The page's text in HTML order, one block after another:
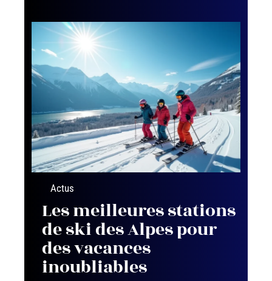
Actus
Les meilleures stations
de ski des Alpes pour
des vacances
inoubliables